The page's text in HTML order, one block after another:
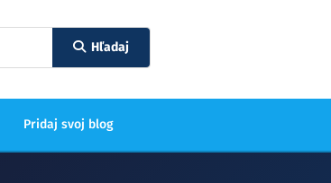
Hľadaj
Pridaj svoj blog